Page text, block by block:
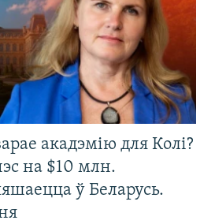
акадэмію для Колі?
на $10 млн.
ў Беларусь.